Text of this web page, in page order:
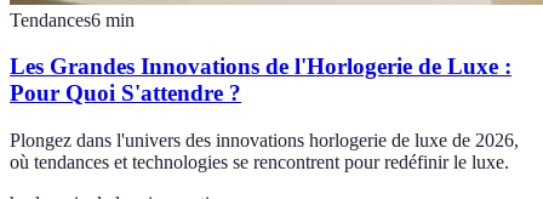
Tendances6 min
Les Grandes Innovations de l'Horlogerie de Luxe :
Pour Quoi S'attendre ?
Plongez dans l'univers des innovations horlogerie de luxe de 2026,
où tendances et technologies se rencontrent pour redéfinir le luxe.